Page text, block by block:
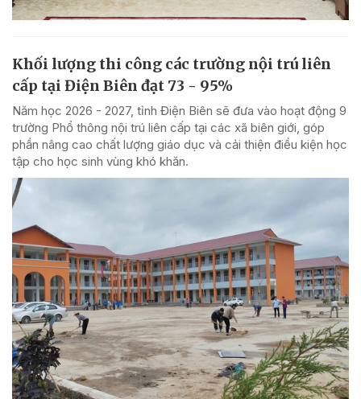
Khối lượng thi công các trường nội trú liên
cấp tại Điện Biên đạt 73 - 95%
Năm học 2026 - 2027, tỉnh Điện Biên sẽ đưa vào hoạt động 9
trường Phổ thông nội trú liên cấp tại các xã biên giới, góp
phần nâng cao chất lượng giáo dục và cải thiện điều kiện học
tập cho học sinh vùng khó khăn.